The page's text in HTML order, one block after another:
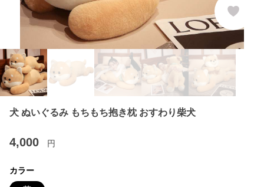
犬 ぬいぐるみ もちもち抱き枕 おすわり柴犬
4,000 円
カラー